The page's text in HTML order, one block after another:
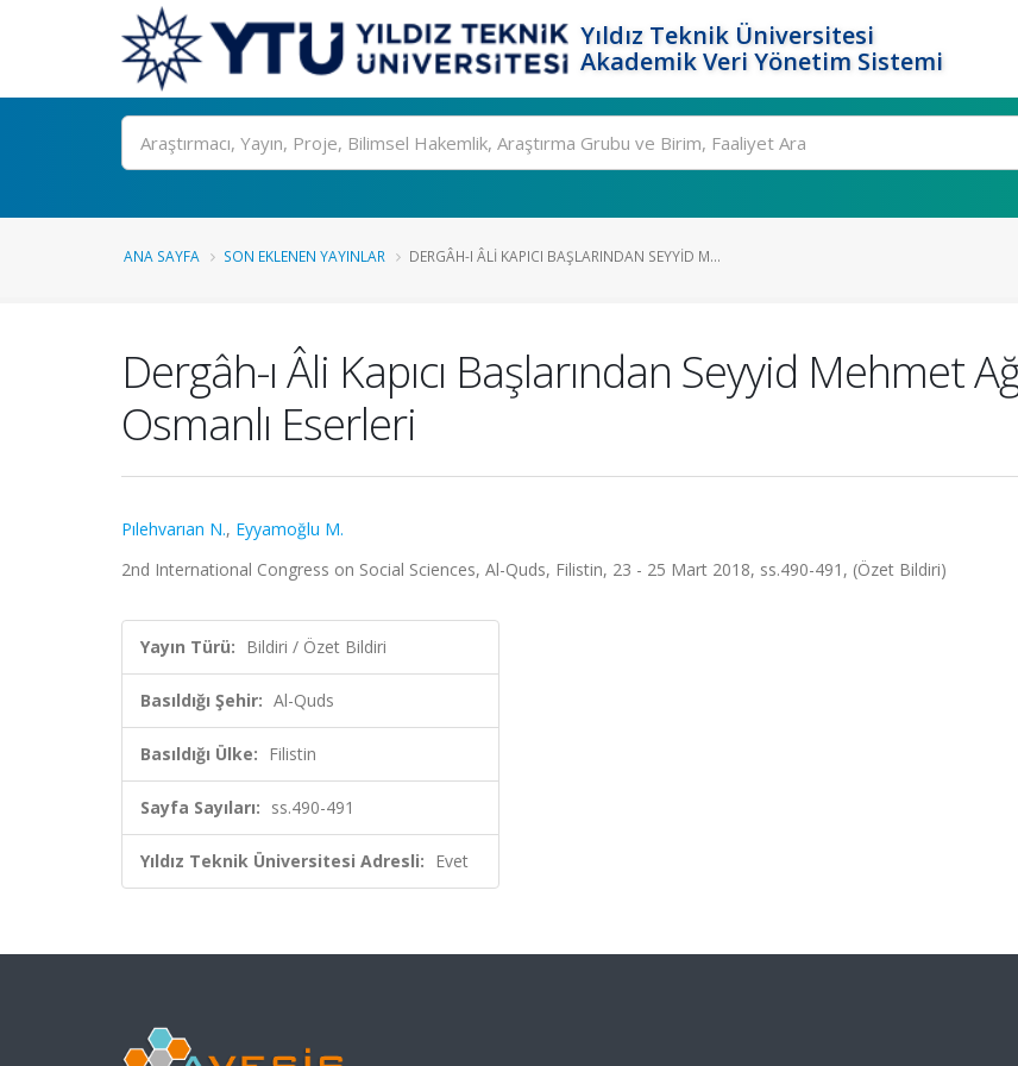
Yıldız Teknik Üniversitesi
Akademik Veri Yönetim Sistemi
Ara
ANA SAYFA SON EKLENEN YAYINLAR DERGÂH-I ÂLI KAPICI BAŞLARINDAN SEYYID M...
Dergâh-ı Âli Kapıcı Başlarından Seyyid Mehmet
Osmanlı Eserleri
Pılehvarıan N., Eyyamoğlu M.
2nd International Congress on Social Sciences, Al-Quds, Filistin, 23 - 25 Mart 2018, ss.490-491, (Özet Bildiri)
Yayın Türü: Bildiri / Özet Bildiri
Basıldığı Şehir: Al-Quds
Basıldığı Ülke: Filistin
Sayfa Sayıları: ss.490-491
Yıldız Teknik Üniversitesi Adresli: Evet